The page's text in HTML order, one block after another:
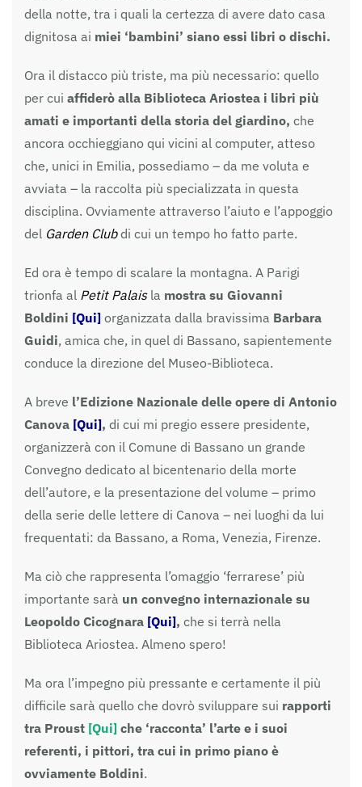
della notte, tra i quali la certezza di avere dato casa
dignitosa ai miei ‘bambini’ siano essi libri o dischi.
Ora il distacco più triste, ma più necessario: quello
per cui affiderò alla Biblioteca Ariostea i libri più
amati e importanti della storia del giardino, che
ancora occhieggiano qui vicini al computer, atteso
che, unici in Emilia, possediamo – da me voluta e
avviata – la raccolta più specializzata in questa
disciplina. Ovviamente attraverso l’aiuto e l’appoggio
del Garden Clubdi cui un tempo ho fatto parte.
Ed ora è tempo di scalare la montagna. A Parigi
trionfa al Petit Palaisla mostra su Giovanni
Boldini [Qui] organizzata dalla bravissima Barbara
Guidi, amica che, in quel di Bassano, sapientemente
conduce la direzione del Museo-Biblioteca.
A breve l’Edizione Nazionale delle opere di Antonio
Canova [Qui], di cui mi pregio essere presidente,
organizzerà con il Comune di Bassano un grande
Convegno dedicato al bicentenario della morte
dell’autore, e la presentazione del volume – primo
della serie delle lettere di Canova – nei luoghi da lui
frequentati: da Bassano, a Roma, Venezia, Firenze.
Ma ciò che rappresenta l’omaggio ‘ferrarese’ più
importante sarà un convegno internazionale su
Leopoldo Cicognara [Qui], che si terrà nella
Biblioteca Ariostea. Almeno spero!
Ma ora l’impegno più pressante e certamente il più
difficile sarà quello che dovrò sviluppare sui rapporti
tra Proust [Qui] che ‘racconta’ l’arte e i suoi
referenti, i pittori, tra cui in primo piano è
ovviamente Boldini.